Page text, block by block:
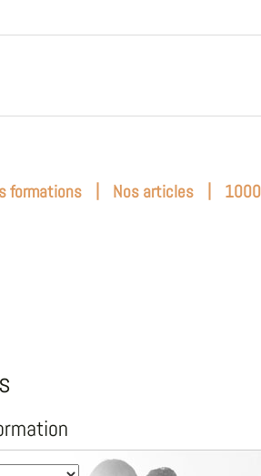
formations | Nos articles |